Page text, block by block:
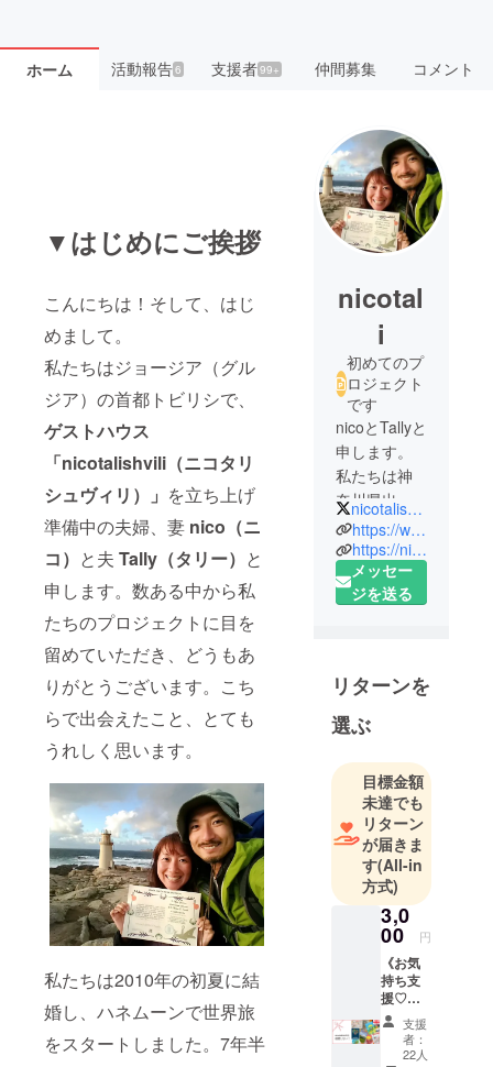
ホーム 活動報告6 支援者99+ 仲間募集 コメント
▼はじめにご挨拶
こんにちは！そして、はじ
めまして。
私たちはジョージア（グル
ジア）の首都トビリシで、
ゲストハウス
「nicotalishvili（ニコタリ
シュヴィリ）」 を立ち上げ
準備中の夫婦、妻 nico（ニ
コ） と夫 Tally（タリー） と
申します。数ある中から私
たちのプロジェクトに目を
留めていただき、どうもあ
りがとうございます。こち
らで出会えたこと、とても
うれしく思います。
私たちは2010年の初夏に結
婚し、ハネムーンで世界旅
をスタートしました。7年半
nicotal
i
初めてのプ
ロジェクト
です
nicoとTallyと
申します。
私たちは神
奈川県出身
で、それぞ
れグラ
フィックデ
ザイナー、
からハネ
ムーンでお
互いの夢
だった世界
旅をスター
トいたしま
した。7年半
で一緒に旅
した国は56
カ国。気に
入った場所
に長期滞在
し、現地に
溶け込み
「暮らすよ
nicotalishvili
https://www.facebook.com/nicotalishvili/
https://nicotali.com
メッセー
ジを送る
リターンを
選ぶ
目標金額
未達でも
リターン
が届きま
す(All-in
方式)
3,0
00 円
《お気
持ち支
援♡
ジョー
ジアよ
り感謝
支援
者：
22人